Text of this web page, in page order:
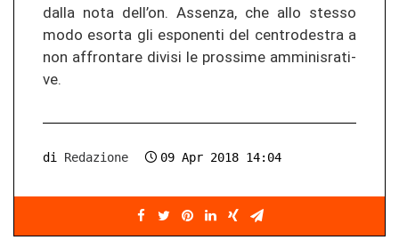
dalla nota dell’on. As­sen­za, che allo st­es­so
modo esor­ta gli espo­nen­ti del cen­tro­d­estra a
non af­fron­ta­re di­vi­si le pros­si­me am­mi­nis­ra­ti­
ve.
di Redazione 09 Apr 2018 14:04